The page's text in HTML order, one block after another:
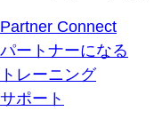
Partner Connect
パートナーになる
トレーニング
サポート